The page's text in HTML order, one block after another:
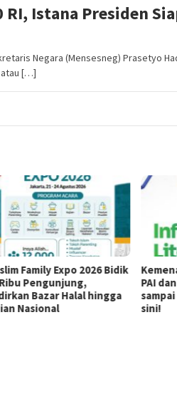
RI, Istana Presiden
Negara (Mensesneg) Prasetyo
atau […]
Family Expo 2026 Bidik
Pengunjung,
Bazar Halal hingga
Nasional
PAI
sini!